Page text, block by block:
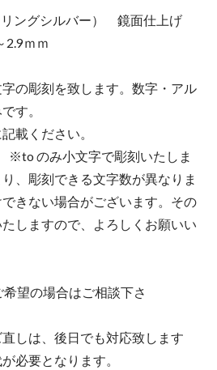
ングシルバー） 鏡面仕上げ
2.9ｍｍ
字の彫刻を致します。数字・アル
す。
載ください。
のみ小文字で彫刻いたしま
、彫刻できる文字数が異なりま
きない場合がございます。その
しますので、よろしくお願いい
望の場合はご相談下さ
しは、後日でも対応致します
必要となります。